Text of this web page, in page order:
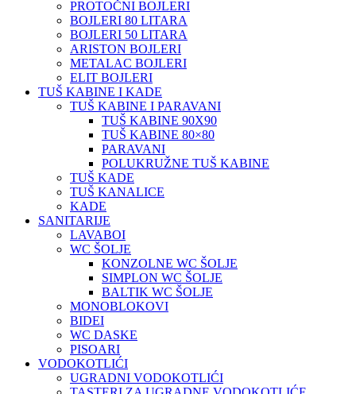
PROTOČNI BOJLERI
BOJLERI 80 LITARA
BOJLERI 50 LITARA
ARISTON BOJLERI
METALAC BOJLERI
ELIT BOJLERI
TUŠ KABINE I KADE
TUŠ KABINE I PARAVANI
TUŠ KABINE 90X90
TUŠ KABINE 80×80
PARAVANI
POLUKRUŽNE TUŠ KABINE
TUŠ KADE
TUŠ KANALICE
KADE
SANITARIJE
LAVABOI
WC ŠOLJE
KONZOLNE WC ŠOLJE
SIMPLON WC ŠOLJE
BALTIK WC ŠOLJE
MONOBLOKOVI
BIDEI
WC DASKE
PISOARI
VODOKOTLIĆI
UGRADNI VODOKOTLIĆI